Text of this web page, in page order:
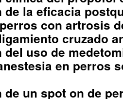
de la eficacia
con artrosis
cruzado
del uso de
en perros
de un spot on de